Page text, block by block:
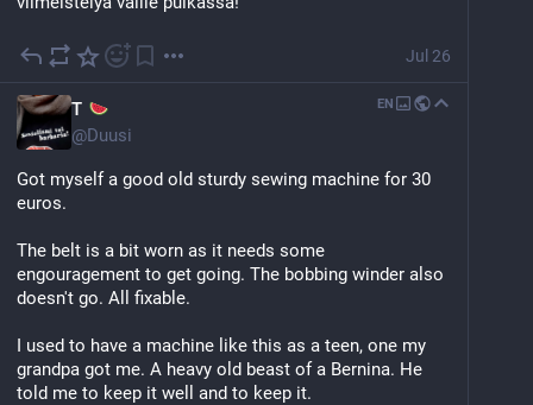
Jul 26
T
@Duusi
EN
Got myself a good old sturdy sewing machine for 30
euros.
The belt is a bit worn as it needs some
engouragement to get going. The bobbing winder also
doesn't go. All fixable.
I used to have a machine like this as a teen, one my
grandpa got me. A heavy old beast of a Bernina. He
told me to keep it well and to keep it.